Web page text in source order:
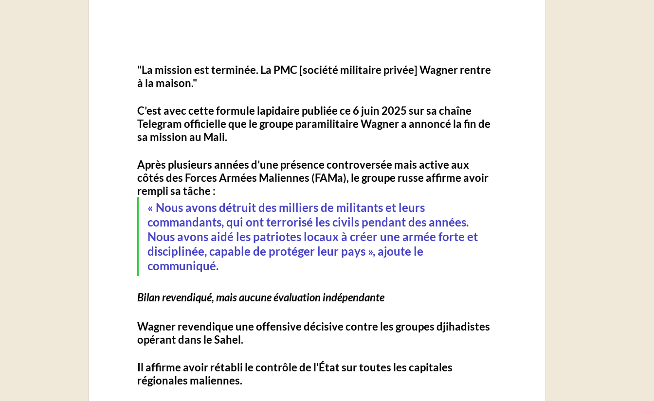
"La mission est terminée. La PMC [société militaire privée] Wagner rentre
à la maison."
C’est avec cette formule lapidaire publiée ce 6 juin 2025 sur sa chaîne
Telegram officielle que le groupe paramilitaire Wagner a annoncé la fin de
sa mission au Mali.
Après plusieurs années d’une présence controversée mais active aux
côtés des Forces Armées Maliennes (FAMa), le groupe russe affirme avoir
rempli sa tâche :
« Nous avons détruit des milliers de militants et leurs
commandants, qui ont terrorisé les civils pendant des années.
Nous avons aidé les patriotes locaux à créer une armée forte et
disciplinée, capable de protéger leur pays », ajoute le
communiqué.
Bilan revendiqué, mais aucune évaluation indépendante
Wagner revendique une offensive décisive contre les groupes djihadistes
opérant dans le Sahel.
Il affirme avoir rétabli le contrôle de l'État sur toutes les capitales
régionales maliennes.